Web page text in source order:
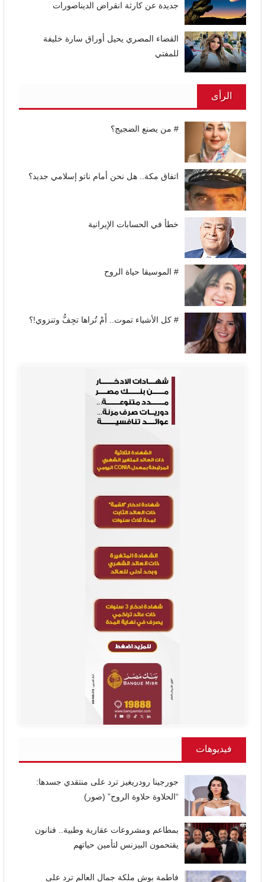
جديدة عن كارثة انقراض الديناصورات
القضاء المصري يحيل أوراق سارة خليفة
للمفتي
الرأى
# من يصنع الضجيج؟
اتفاق مكة.. هل نحن أمام ناتو إسلامي جديد؟
خطأ في الحسابات الإيرانية
# الموسيقا حياة الروح
# كل الأشياء تموت.. أَمْ تُراها تجِفُّ وتنزوي!؟
فيديوهات
جورجينا رودريغيز ترد على منتقدي جسدها:
“الحلاوة حلاوة الروح” (صور)
بمطاعم ومشروعات عقارية وطبية.. فنانون
يقتحمون البيزنس لتأمين حياتهم
فاطمة بوش ملكة جمال العالم ترد على